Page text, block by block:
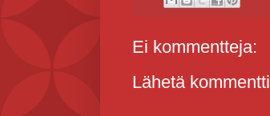
Ei kommentteja:
Lähetä kommentti